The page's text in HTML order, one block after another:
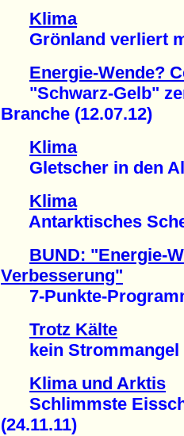
Klima
Grönland verliert
Energie-Wende?
"Schwarz-Gelb"
Branche (12.07.12)
Klima
Gletscher in den
Klima
Antarktisches
BUND: "Energie-
Verbesserung"
7-Punkte-
Trotz Kälte
kein Strommangel
Klima und Arktis
Schlimmste
(24.11.11)